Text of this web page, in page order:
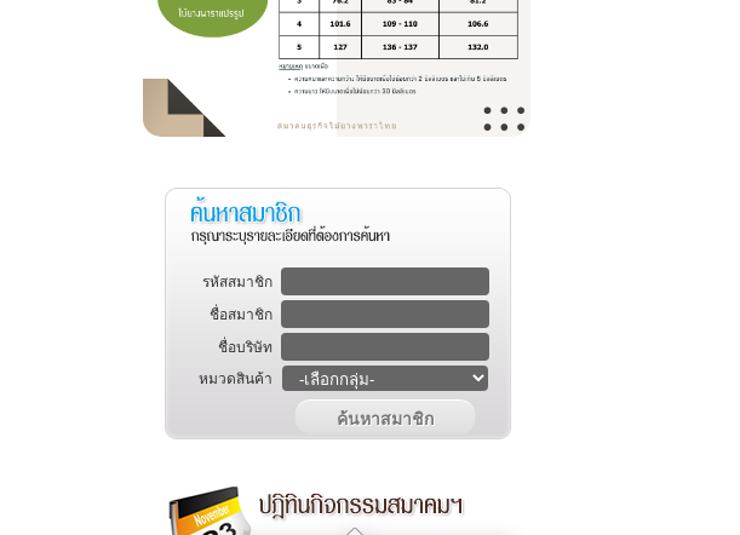
รหัสสมาชิก
ชื่อสมาชิก
ชื่อบริษัท
หมวดสินค้า
ค้นหาสมาชิก